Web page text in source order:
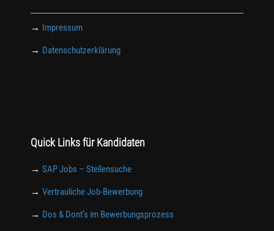
→ Impressum
→ Datenschutzerklärung
Quick Links für Kandidaten
→ SAP Jobs – Stellensuche
→ Vertrauliche Job-Bewerbung
→ Dos & Dont’s im Bewerbungsprozess